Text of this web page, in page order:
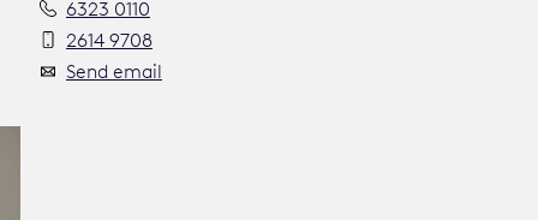
6323 0110
2614 9708
Send email